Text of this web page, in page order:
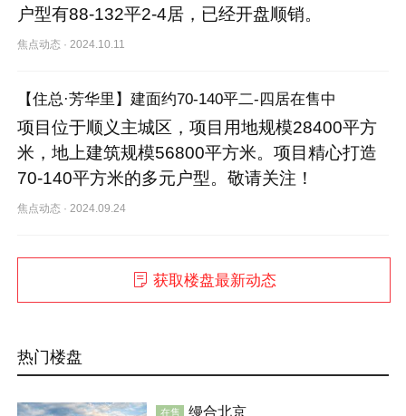
户型有88-132平2-4居，已经开盘顺销。
焦点动态 ·2024.10.11
【住总·芳华里】建面约70-140平二-四居在售中
项目位于顺义主城区，项目用地规模28400平方
米，地上建筑规模56800平方米。项目精心打造
70-140平方米的多元户型。敬请关注！
焦点动态 ·2024.09.24
获取楼盘最新动态
热门楼盘
在售 缦合北京